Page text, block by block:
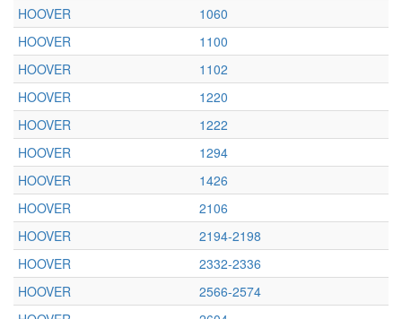
HOOVER
1060
HOOVER
1100
HOOVER
1102
HOOVER
1220
HOOVER
1222
HOOVER
1294
HOOVER
1426
HOOVER
2106
HOOVER
2194-2198
HOOVER
2332-2336
HOOVER
2566-2574